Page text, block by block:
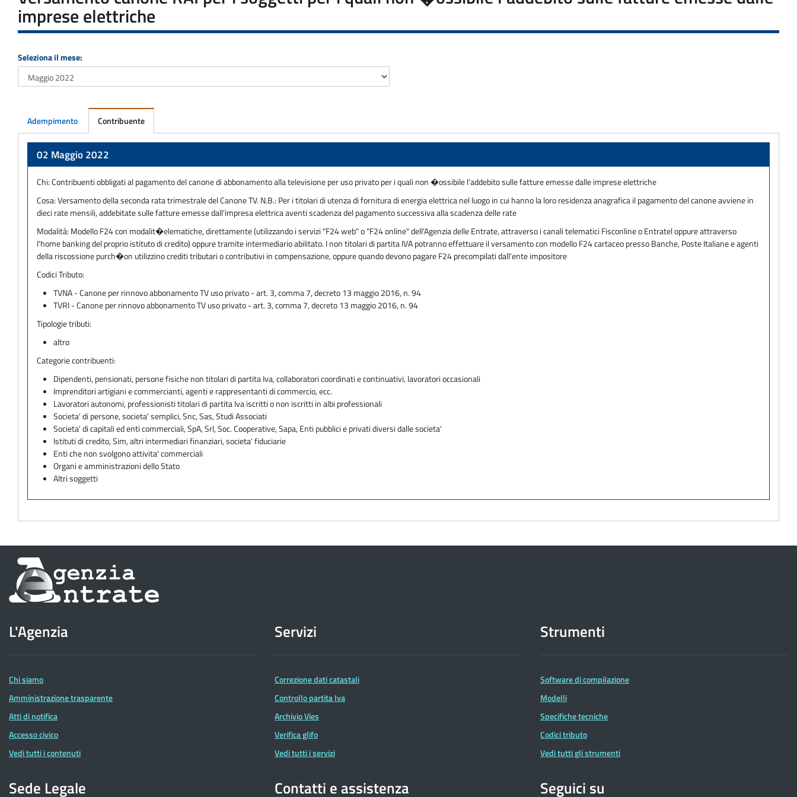
imprese elettriche
Seleziona il mese:
Adempimento Contribuente
02 Maggio 2022
Chi:Contribuenti obbligati al pagamento del canone di abbonamento alla televisione per uso privato per i quali non �ossibile l'addebito sulle fatture emesse dalle imprese elettriche
Cosa:Versamento della seconda rata trimestrale del Canone TV. N.B.: Per i titolari di utenza di fornitura di energia elettrica nel luogo in cui hanno la loro residenza anagrafica il pagamento del canone avviene in
dieci rate mensili, addebitate sulle fatture emesse dall'impresa elettrica aventi scadenza del pagamento successiva alla scadenza delle rate
Modalità: Modello F24 con modalit�elematiche, direttamente (utilizzando i servizi "F24 web" o "F24 online" dell'Agenzia delle Entrate, attraverso i canali telematici Fisconline o Entratel oppure attraverso
l'home banking del proprio istituto di credito) oppure tramite intermediario abilitato. I non titolari di partita IVA potranno effettuare il versamento con modello F24 cartaceo presso Banche, Poste Italiane e agenti
della riscossione purch�on utilizzino crediti tributari o contributivi in compensazione, oppure quando devono pagare F24 precompilati dall'ente impositore
Codici Tributo:
TVNA - Canone per rinnovo abbonamento TV uso privato - art. 3, comma 7, decreto 13 maggio 2016, n. 94
TVRI - Canone per rinnovo abbonamento TV uso privato - art. 3, comma 7, decreto 13 maggio 2016, n. 94
Tipologie tributi:
altro
Categorie contribuenti:
Dipendenti, pensionati, persone fisiche non titolari di partita Iva, collaboratori coordinati e continuativi, lavoratori occasionali
Imprenditori artigiani e commercianti, agenti e rappresentanti di commercio, ecc.
Lavoratori autonomi, professionisti titolari di partita Iva iscritti o non iscritti in albi professionali
Societa' di persone, societa' semplici, Snc, Sas, Studi Associati
Societa' di capitali ed enti commerciali, SpA, Srl, Soc. Cooperative, Sapa, Enti pubblici e privati diversi dalle societa'
Istituti di credito, Sim, altri intermediari finanziari, societa' fiduciarie
Enti che non svolgono attivita' commerciali
Organi e amministrazioni dello Stato
Altri soggetti
Informazioni
sul
dell'Agenzia
delle
Entrate
L'Agenzia
Chi siamo
Amministrazione trasparente
Atti di notifica
Accesso civico
Vedi tutti i contenuti
Servizi
Correzione dati catastali
Controllo partita Iva
Archivio Vies
Verifica glifo
Vedi tutti i servizi
Strumenti
Software di compilazione
Modelli
Specifiche tecniche
Codici tributo
Vedi tutti gli strumenti
Sede Legale Contatti e assistenza Seguici su